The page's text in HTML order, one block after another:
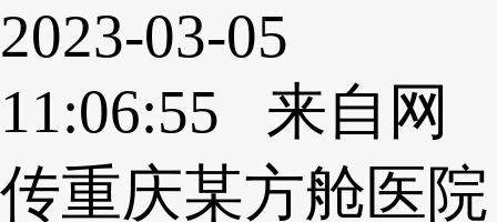
2023-03-05
11:06:55 来自网
传重庆某方舱医院